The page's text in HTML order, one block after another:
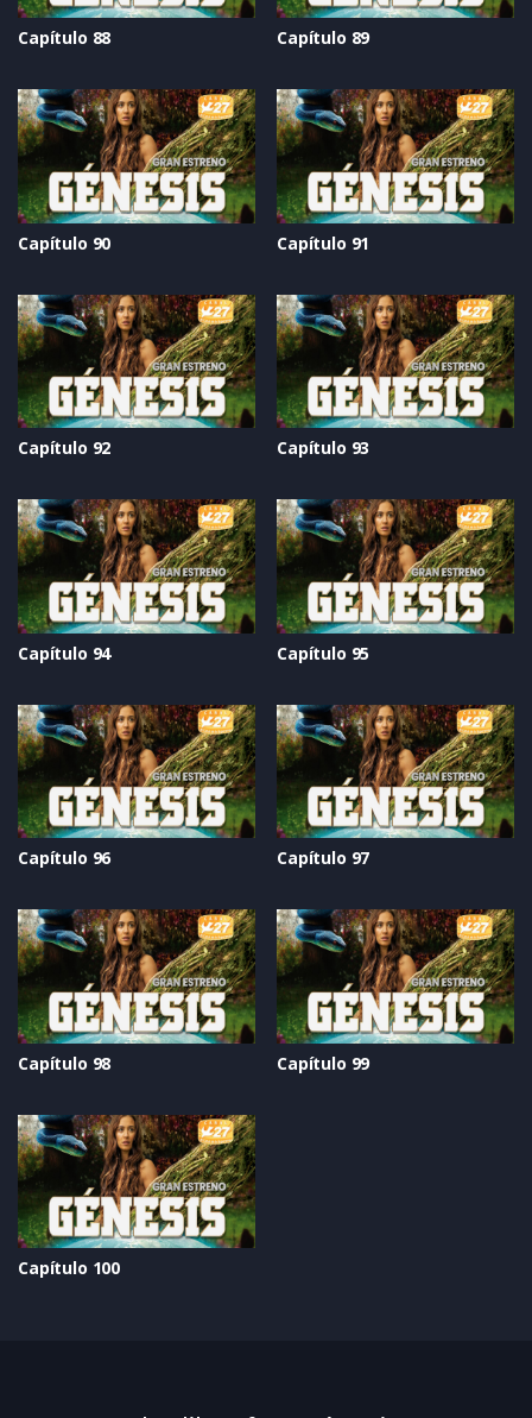
Capítulo 88 Capítulo 89
Capítulo 90 Capítulo 91
Capítulo 92 Capítulo 93
Capítulo 94 Capítulo 95
Capítulo 96 Capítulo 97
Capítulo 98 Capítulo 99
Capítulo 100